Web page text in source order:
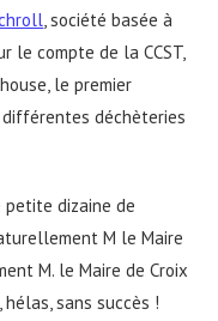
, société basée à
le compte de la CCST,
le premier
déchèteries
petite dizaine de
M le Maire
M. le Maire de Croix
sans succès !